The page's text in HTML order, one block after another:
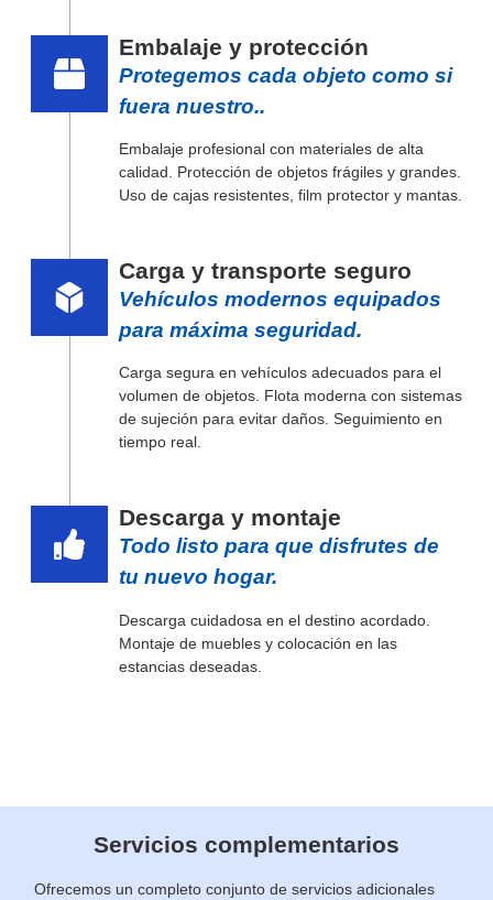
Embalaje y protección
Protegemos cada objeto como si
fuera nuestro..
Embalaje profesional con materiales de alta
calidad. Protección de objetos frágiles y grandes.
Uso de cajas resistentes, film protector y mantas.
Carga y transporte seguro
Vehículos modernos equipados
para máxima seguridad.
Carga segura en vehículos adecuados para el
volumen de objetos. Flota moderna con sistemas
de sujeción para evitar daños. Seguimiento en
tiempo real.
Descarga y montaje
Todo listo para que disfrutes de
tu nuevo hogar.
Descarga cuidadosa en el destino acordado.
Montaje de muebles y colocación en las
estancias deseadas.
Servicios complementarios
Ofrecemos un completo conjunto de servicios adicionales